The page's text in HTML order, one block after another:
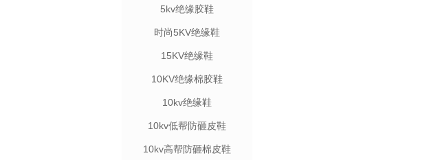
5kv绝缘胶鞋
时尚5KV绝缘鞋
15KV绝缘鞋
10KV绝缘棉胶鞋
10kv绝缘鞋
10kv低帮防砸皮鞋
10kv高帮防砸棉皮鞋